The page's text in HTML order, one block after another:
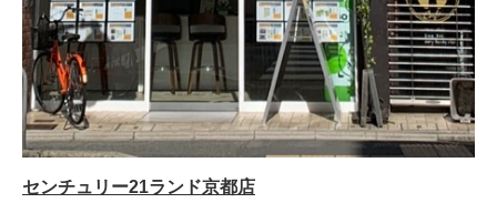
センチュリー21ランド京都店